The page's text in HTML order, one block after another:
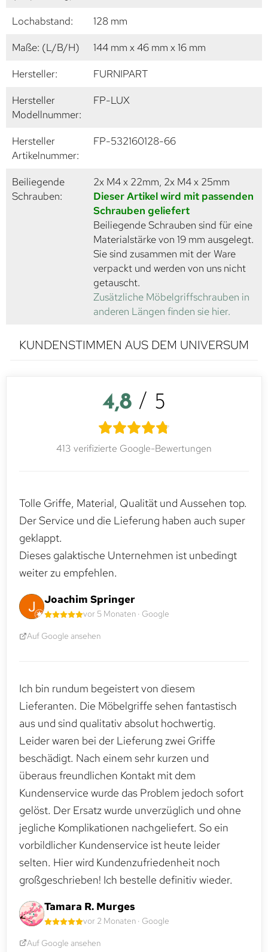
Lochabstand:
128 mm
Maße: (L/B/H)
144 mm x 46 mm x 16 mm
Hersteller:
FURNIPART
Hersteller
Modellnummer:
FP-LUX
Hersteller
Artikelnummer:
FP-532160128-66
Beiliegende
Schrauben:
2x M4 x 22mm, 2x M4 x 25mm
Dieser Artikel wird mit passenden
Schrauben geliefert
Beiliegende Schrauben sind für eine
Materialstärke von 19 mm ausgelegt.
Sie sind zusammen mit der Ware
verpackt und werden von uns nicht
getauscht.
Zusätzliche Möbelgriffschrauben in
anderen Längen finden sie hier.
KUNDENSTIMMEN AUS DEM UNIVERSUM
4,8 / 5
413 verifizierte Google-Bewertungen
Tolle Griffe, Material, Qualität und Aussehen top.
Der Service und die Lieferung haben auch super
geklappt.
Dieses galaktische Unternehmen ist unbedingt
weiter zu empfehlen.
Joachim Springer
vor 5 Monaten · Google
Auf Google ansehen
Ich bin rundum begeistert von diesem
Lieferanten. Die Möbelgriffe sehen fantastisch
aus und sind qualitativ absolut hochwertig.
Leider waren bei der Lieferung zwei Griffe
beschädigt. Nach einem sehr kurzen und
überaus freundlichen Kontakt mit dem
Kundenservice wurde das Problem jedoch sofort
gelöst. Der Ersatz wurde unverzüglich und ohne
jegliche Komplikationen nachgeliefert. So ein
vorbildlicher Kundenservice ist heute leider
selten. Hier wird Kundenzufriedenheit noch
großgeschrieben! Ich bestelle definitiv wieder.
Tamara R. Murges
vor 2 Monaten · Google
Auf Google ansehen